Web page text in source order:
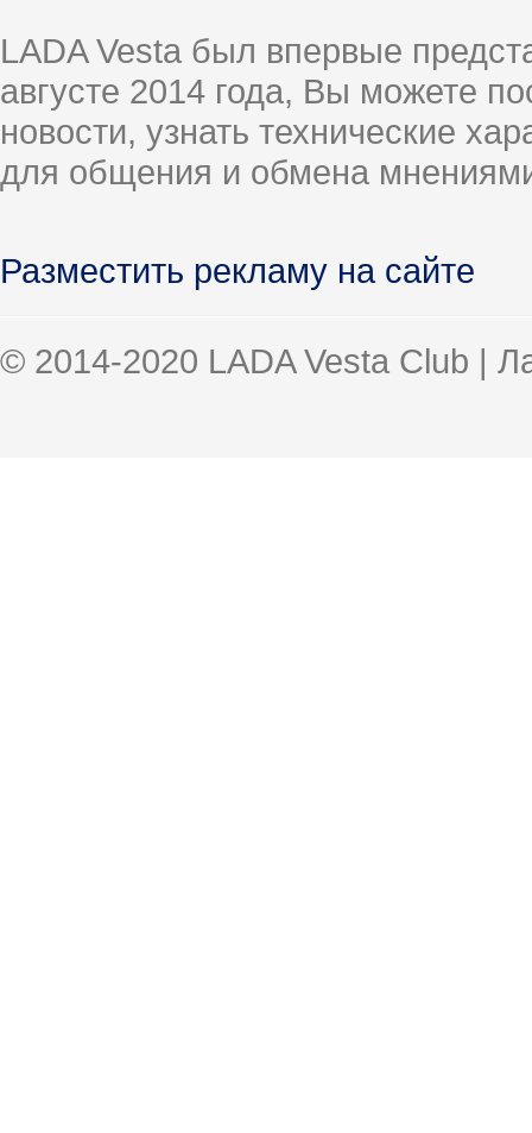
LADA Vesta был впервые
августе 2014 года, Вы можете
новости, узнать технические
для общения и обмена
Разместить рекламу на сайте
© 2014-2020 LADA Vesta Club |